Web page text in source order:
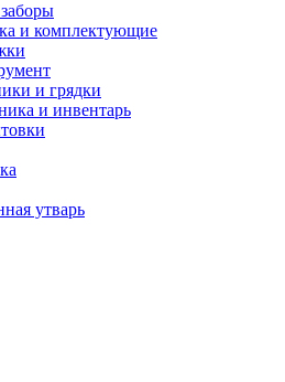
и комплектующие
и грядки
и инвентарь
утварь